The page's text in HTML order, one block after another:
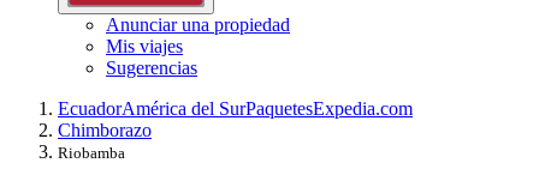
Anunciar una propiedad
Mis viajes
Sugerencias
EcuadorAmérica del SurPaquetesExpedia.com
Chimborazo
Riobamba